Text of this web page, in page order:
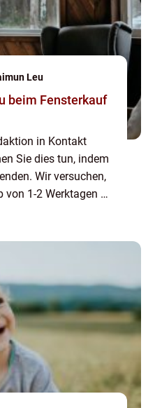
Leu
beim Fensterkauf
in Kontakt
Sie dies tun, indem
Wir versuchen,
1-2 Werktagen zu